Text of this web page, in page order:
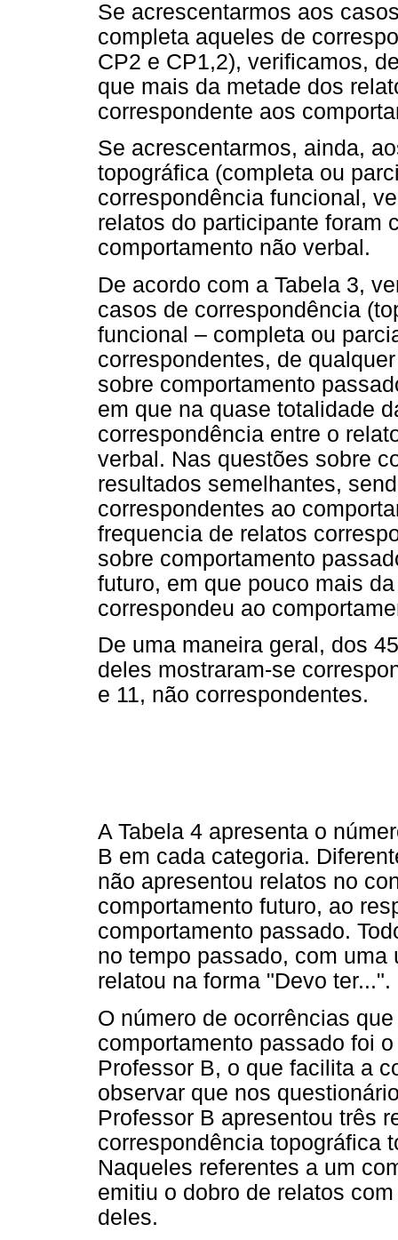
Se acrescentarmos aos
completa aqueles de
CP2 e CP1,2), verificamos,
que mais da metade dos
correspondente aos
Se acrescentarmos, ainda,
topográfica (completa ou
correspondência funcional,
relatos do participante foram
comportamento não verbal.
De acordo com a Tabela 3,
casos de correspondência
funcional – completa ou
correspondentes, de
sobre comportamento
em que na quase totalidade
correspondência entre o
verbal. Nas questões sobre
resultados semelhantes,
correspondentes ao
frequencia de relatos
sobre comportamento
futuro, em que pouco mais
correspondeu ao
De uma maneira geral, dos
deles mostraram-se
e 11, não correspondentes.
A Tabela 4 apresenta o
B em cada categoria.
não apresentou relatos no
comportamento futuro, ao
comportamento passado.
no tempo passado, com
relatou na forma "Devo ter...".
O número de ocorrências
comportamento passado foi
Professor B, o que facilita a
observar que nos
Professor B apresentou três
correspondência topográfica
Naqueles referentes a um
emitiu o dobro de relatos
deles.